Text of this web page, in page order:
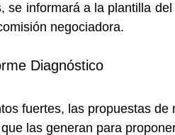
se informará a la plantilla
negociadora.
Diagnóstico
fuertes, las propuestas
las generan para